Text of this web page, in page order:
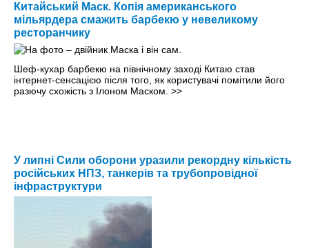
Китайський Маск. Копія американського
мільярдера смажить барбекю у невеликому
ресторанчику
Шеф-кухар барбекю на північному заході Китаю став
інтернет-сенсацією після того, як користувачі помітили його
разючу схожість з Ілоном Маском. >>
У липні Сили оборони уразили рекордну кількість
російських НПЗ, танкерів та трубопровідної
інфраструктури